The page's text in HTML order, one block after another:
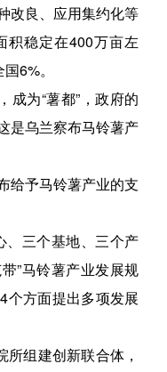
改良、应用集约化等
积稳定在400万亩左
6%。
成为“薯都”，政府的
是乌兰察布马铃薯产
给予马铃薯产业的支
、三个基地、三个产
”马铃薯产业发展规
个方面提出多项发展
所组建创新联合体，